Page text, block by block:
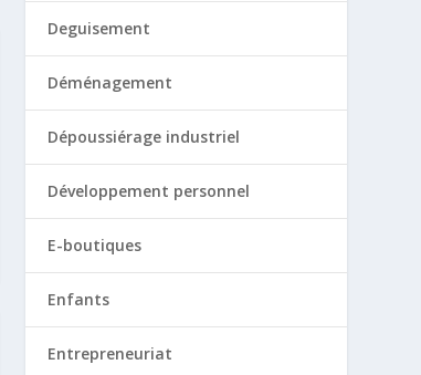
Deguisement
Déménagement
Dépoussiérage industriel
Développement personnel
E-boutiques
Enfants
Entrepreneuriat